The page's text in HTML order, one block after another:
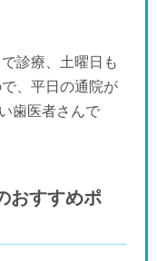
診療、土曜日も
、平日の通院が
歯医者さんで
おすすめポ